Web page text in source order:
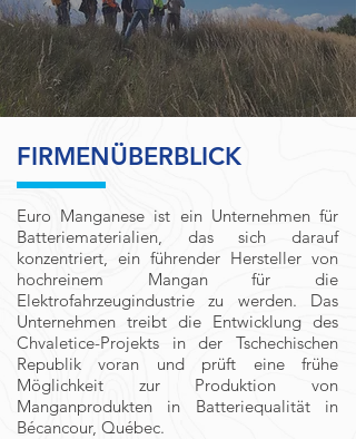
FIRMENÜBERBLICK
Euro Manganese ist ein Unternehmen für
Batteriematerialien, das sich darauf
konzentriert, ein führender Hersteller von
hochreinem Mangan für die
Elektrofahrzeugindustrie zu werden. Das
Unternehmen treibt die Entwicklung des
Chvaletice-Projekts in der Tschechischen
Republik voran und prüft eine frühe
Möglichkeit zur Produktion von
Manganprodukten in Batteriequalität in
Bécancour, Québec.